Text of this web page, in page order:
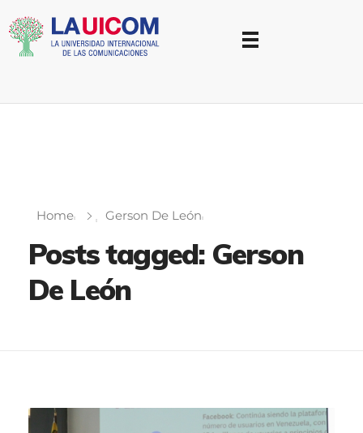
Home Gerson De León
Posts tagged: Gerson
De León